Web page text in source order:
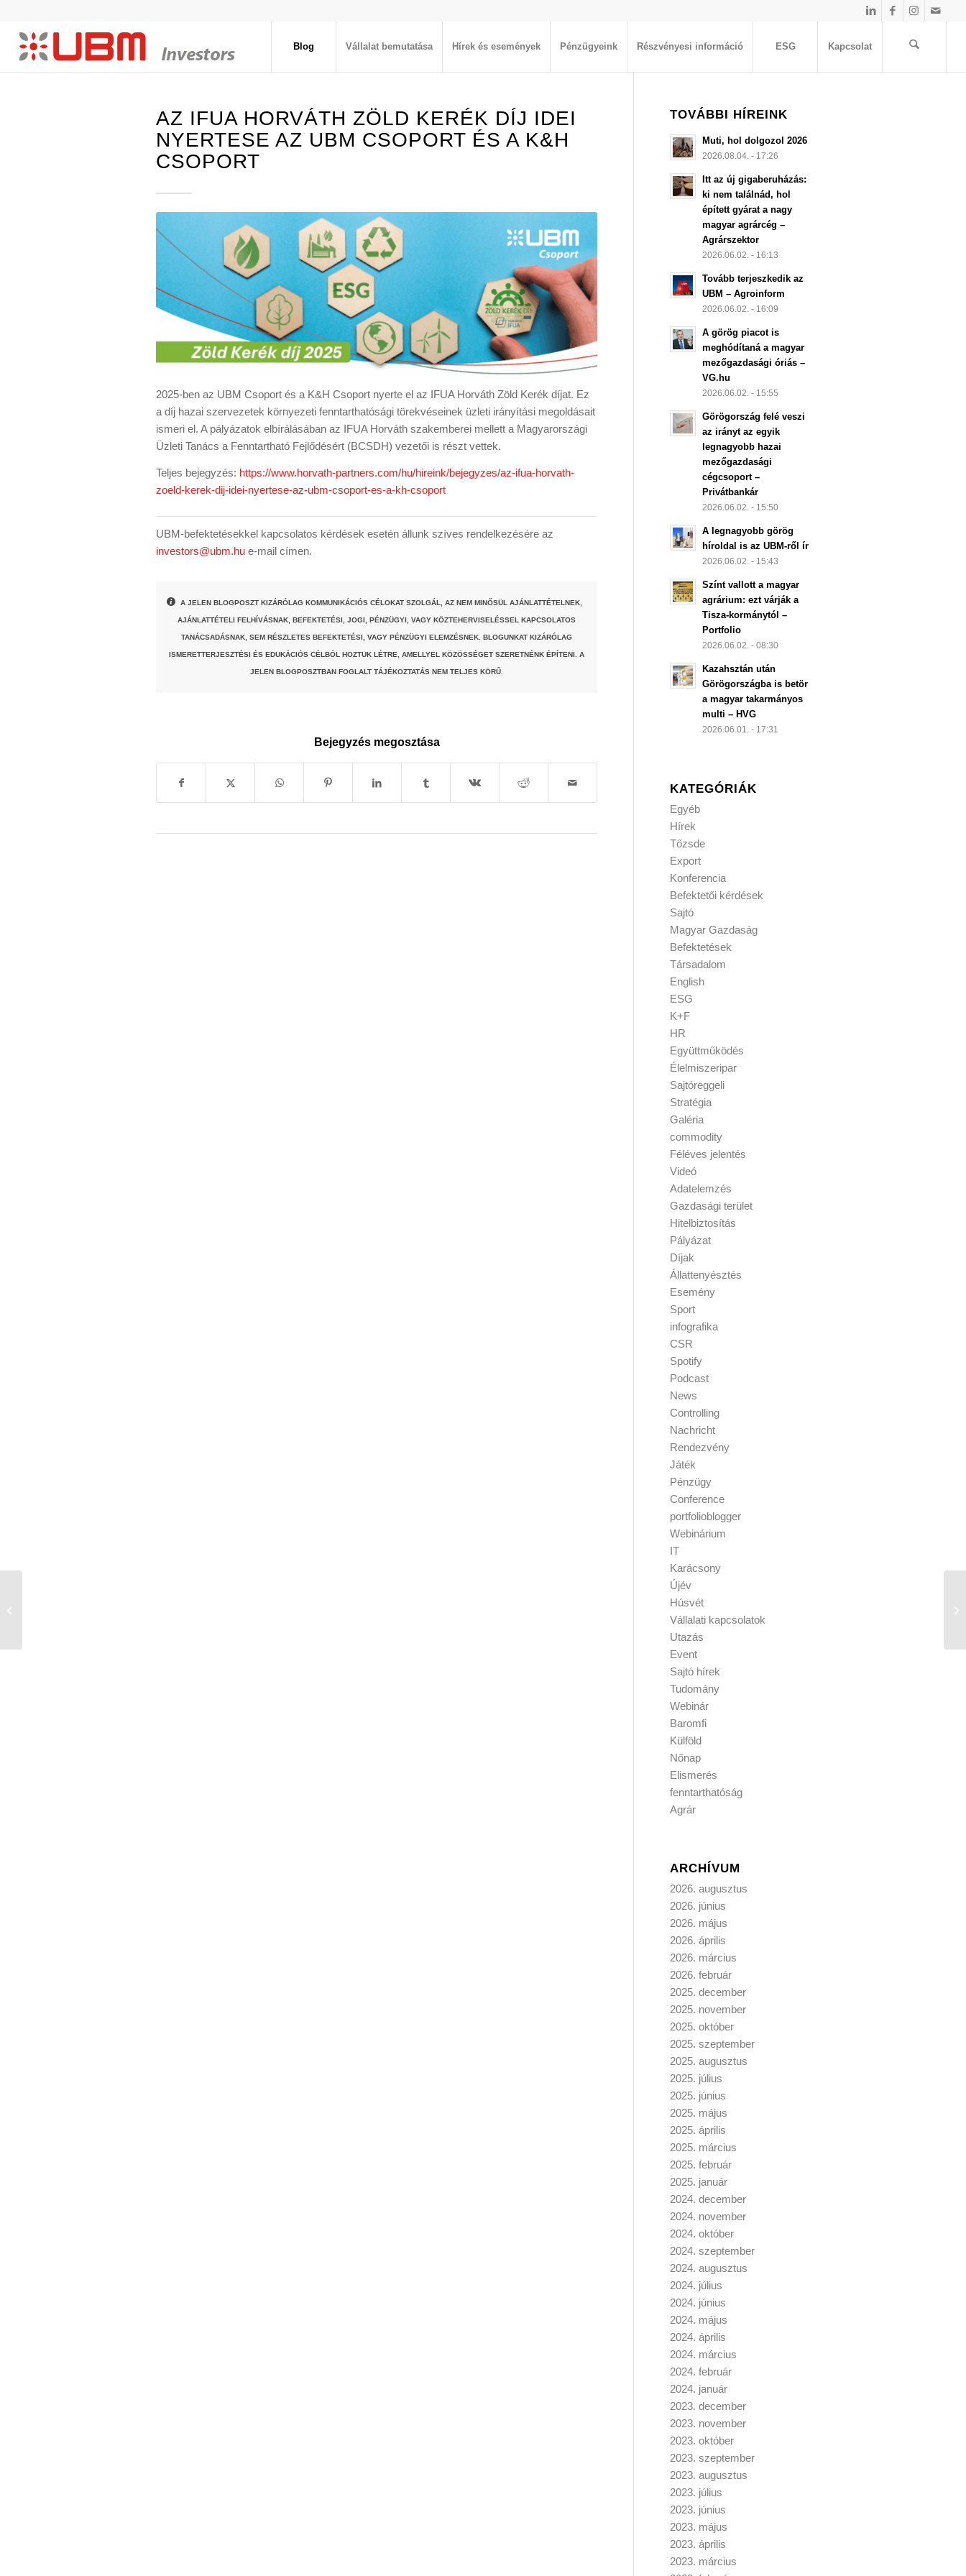
Blog Vállalat bemutatása Hírek és események Pénzügyeink Részvényesi információ ESG Kapcsolat
AZ IFUA HORVÁTH ZÖLD KERÉK DÍJ IDEI
NYERTESE AZ UBM CSOPORT ÉS A K&H
CSOPORT
2025-ben az UBM Csoport és a K&H Csoport nyerte el az IFUA Horváth Zöld Kerék díjat. Ez
a díj hazai szervezetek környezeti fenntarthatósági törekvéseinek üzleti irányítási megoldásait
ismeri el. A pályázatok elbírálásában az IFUA Horváth szakemberei mellett a Magyarországi
Üzleti Tanács a Fenntartható Fejlődésért (BCSDH) vezetői is részt vettek.
Teljes bejegyzés: https://www.horvath-partners.com/hu/hireink/bejegyzes/az-ifua-horvath-
zoeld-kerek-dij-idei-nyertese-az-ubm-csoport-es-a-kh-csoport
UBM-befektetésekkel kapcsolatos kérdések esetén állunk szíves rendelkezésére az
investors@ubm.hu e-mail címen.
A JELEN BLOGPOSZT KIZÁRÓLAG KOMMUNIKÁCIÓS CÉLOKAT SZOLGÁL, AZ NEM MINŐSÜL AJÁNLATTÉTELNEK,
AJÁNLATTÉTELI FELHÍVÁSNAK, BEFEKTETÉSI, JOGI, PÉNZÜGYI, VAGY KÖZTEHERVISELÉSSEL KAPCSOLATOS
TANÁCSADÁSNAK, SEM RÉSZLETES BEFEKTETÉSI, VAGY PÉNZÜGYI ELEMZÉSNEK. BLOGUNKAT KIZÁRÓLAG
ISMERETTERJESZTÉSI ÉS EDUKÁCIÓS CÉLBÓL HOZTUK LÉTRE, AMELLYEL KÖZÖSSÉGET SZERETNÉNK ÉPÍTENI. A
JELEN BLOGPOSZTBAN FOGLALT TÁJÉKOZTATÁS NEM TELJES KÖRŰ.
Bejegyzés megosztása
TOVÁBBI HÍREINK
Muti, hol dolgozol 2026
2026.08.04. - 17:26
Itt az új gigaberuházás:
ki nem találnád, hol
épített gyárat a nagy
magyar agrárcég –
Agrárszektor
2026.06.02. - 16:13
Tovább terjeszkedik az
UBM – Agroinform
2026.06.02. - 16:09
A görög piacot is
meghódítaná a magyar
mezőgazdasági óriás –
VG.hu
2026.06.02. - 15:55
Görögország felé veszi
az irányt az egyik
legnagyobb hazai
mezőgazdasági
cégcsoport –
Privátbankár
2026.06.02. - 15:50
A legnagyobb görög
híroldal is az UBM-ről ír
2026.06.02. - 15:43
Színt vallott a magyar
agrárium: ezt várják a
Tisza-kormánytól –
Portfolio
2026.06.02. - 08:30
Kazahsztán után
Görögországba is betör
a magyar takarmányos
multi – HVG
2026.06.01. - 17:31
KATEGÓRIÁK
Egyéb
Hírek
Tőzsde
Export
Konferencia
Befektetői kérdések
Sajtó
Magyar Gazdaság
Befektetések
Társadalom
English
ESG
K+F
HR
Együttműködés
Élelmiszeripar
Sajtóreggeli
Stratégia
Galéria
commodity
Féléves jelentés
Videó
Adatelemzés
Gazdasági terület
Hitelbiztosítás
Pályázat
Díjak
Állattenyésztés
Esemény
Sport
infografika
CSR
Spotify
Podcast
News
Controlling
Nachricht
Rendezvény
Játék
Pénzügy
Conference
portfolioblogger
Webinárium
IT
Karácsony
Újév
Húsvét
Vállalati kapcsolatok
Utazás
Event
Sajtó hírek
Tudomány
Webinár
Baromfi
Külföld
Nőnap
Elismerés
fenntarthatóság
Agrár
ARCHÍVUM
2026. augusztus
2026. június
2026. május
2026. április
2026. március
2026. február
2025. december
2025. november
2025. október
2025. szeptember
2025. augusztus
2025. július
2025. június
2025. május
2025. április
2025. március
2025. február
2025. január
2024. december
2024. november
2024. október
2024. szeptember
2024. augusztus
2024. július
2024. június
2024. május
2024. április
2024. március
2024. február
2024. január
2023. december
2023. november
2023. október
2023. szeptember
2023. augusztus
2023. július
2023. június
2023. május
2023. április
2023. március